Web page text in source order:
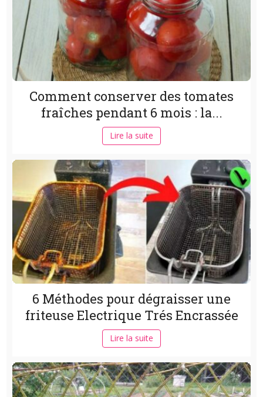
Comment conserver des tomates
fraîches pendant 6 mois : la...
Lire la suite
6 Méthodes pour dégraisser une
friteuse Electrique Trés Encrassée
Lire la suite